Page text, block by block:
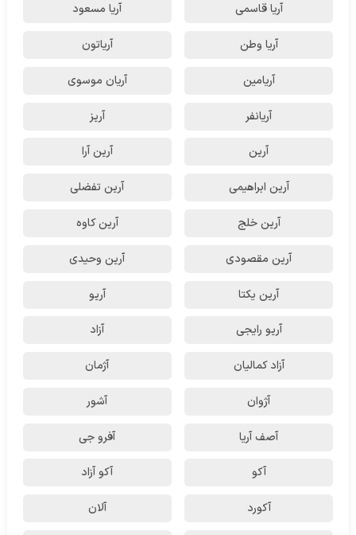
آریا قاسمی آریا مسعود
آریا وطن آریاتون
آریامین آریان موسوی
آریانفر آریز
آرین آرین آرا
آرین ابراهیمی آرین تفضلی
آرین خلج آرین کاوه
آرین مقصودی آرین وحیدی
آرین یکتا آریو
آریو رایجی آزاد
آزاد کمالیان آژمان
آژوان آشور
آصف آریا آفرو جی
آکو آکو آزاد
آکورد آلان